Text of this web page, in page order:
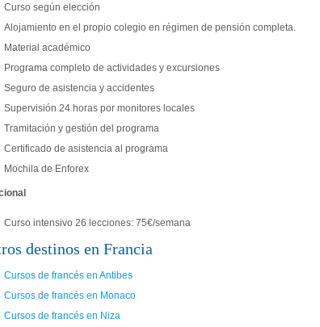
Curso según elección
Alojamiento en el propio colegio en régimen de pensión completa.
Material académico
Programa completo de actividades y excursiones
Seguro de asistencia y accidentes
Supervisión 24 horas por monitores locales
Tramitación y gestión del programa
Certificado de asistencia al programa
Mochila de Enforex
Curso intensivo 26 lecciones: 75€/semana
destinos en Francia
Cursos de francés en Antibes
Cursos de francés en Monaco
Cursos de francés en Niza